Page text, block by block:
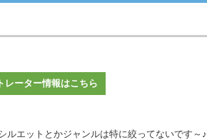
レーター情報はこちら
ルエットとかジャンルは特に絞ってないです～♪